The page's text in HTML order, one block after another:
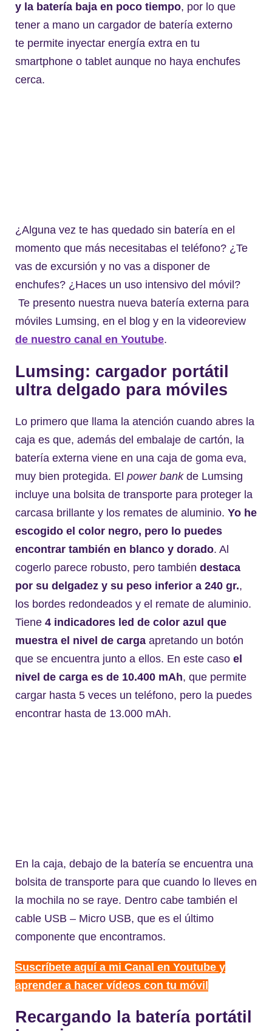
y la batería baja en poco tiempo, por lo que
tener a mano un cargador de batería externo
te permite inyectar energía extra en tu
smartphone o tablet aunque no haya enchufes
cerca.
¿Alguna vez te has quedado sin batería en el
momento que más necesitabas el teléfono? ¿Te
vas de excursión y no vas a disponer de
enchufes? ¿Haces un uso intensivo del móvil?
Te presento nuestra nueva batería externa para
móviles Lumsing, en el blog y en la videoreview
de nuestro canal en Youtube.
Lumsing: cargador portátil
ultra delgado para móviles
Lo primero que llama la atención cuando abres la
caja es que, además del embalaje de cartón, la
batería externa viene en una caja de goma eva,
muy bien protegida. El power bankde Lumsing
incluye una bolsita de transporte para proteger la
carcasa brillante y los remates de aluminio. Yo he
escogido el color negro, pero lo puedes
encontrar también en blanco y dorado. Al
cogerlo parece robusto, pero también destaca
por su delgadez y su peso inferior a 240 gr.,
los bordes redondeados y el remate de aluminio.
Tiene 4 indicadores led de color azul que
muestra el nivel de carga apretando un botón
que se encuentra junto a ellos. En este caso el
nivel de carga es de 10.400 mAh, que permite
cargar hasta 5 veces un teléfono, pero la puedes
encontrar hasta de 13.000 mAh.
En la caja, debajo de la batería se encuentra una
bolsita de transporte para que cuando lo lleves en
la mochila no se raye. Dentro cabe también el
cable USB – Micro USB, que es el último
componente que encontramos.
Suscríbete aquí a mi Canal en Youtube y
aprender a hacer vídeos con tu móvil
Recargando la batería portátil